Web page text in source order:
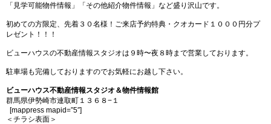
「見学可能物件情報」「その他紹介物件情報」など盛り沢山です。
初めての方限定、先着３０名様！ご来店予約特典・クオカード１０００円分プ
レゼント！！！
ビューハウスの不動産情報スタジオは９時〜夜８時まで営業しております。
駐車場も完備しておりますのでお気軽にお越し下さい。
ビューハウス不動産情報スタジオ＆物件情報館
群馬県伊勢崎市連取町１３６８−１
[mappress mapid=”5″]
＜チラシ表面＞